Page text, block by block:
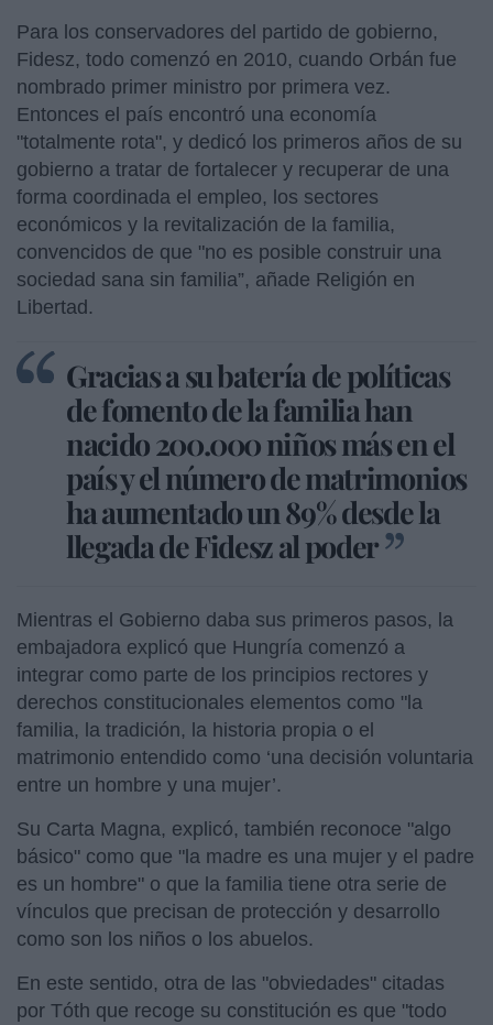
Para los conservadores del partido de gobierno,
Fidesz, todo comenzó en 2010, cuando Orbán fue
nombrado primer ministro por primera vez.
Entonces el país encontró una economía
"totalmente rota", y dedicó los primeros años de su
gobierno a tratar de fortalecer y recuperar de una
forma coordinada el empleo, los sectores
económicos y la revitalización de la familia,
convencidos de que "no es posible construir una
sociedad sana sin familia”, añade Religión en
Libertad.
Gracias a su batería de políticas
de fomento de la familia han
nacido 200.000 niños más en el
país y el número de matrimonios
ha aumentado un 89% desde la
llegada de Fidesz al poder
Mientras el Gobierno daba sus primeros pasos, la
embajadora explicó que Hungría comenzó a
integrar como parte de los principios rectores y
derechos constitucionales elementos como "la
familia, la tradición, la historia propia o el
matrimonio entendido como ‘una decisión voluntaria
entre un hombre y una mujer’.
Su Carta Magna, explicó, también reconoce "algo
básico" como que "la madre es una mujer y el padre
es un hombre" o que la familia tiene otra serie de
vínculos que precisan de protección y desarrollo
como son los niños o los abuelos.
En este sentido, otra de las "obviedades" citadas
por Tóth que recoge su constitución es que "todo